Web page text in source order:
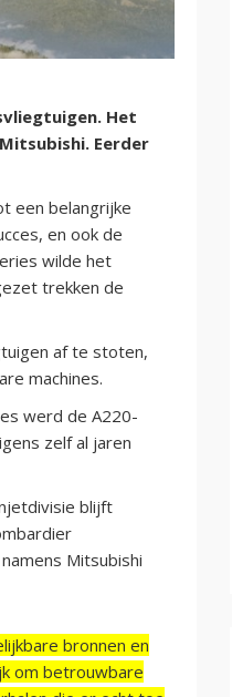
Het
Eerder
een belangrijke
en ook de
wilde het
trekken de
af te stoten,
machines.
werd de A220-
zelf al jaren
blijft
Mitsubishi
bronnen en
om betrouwbare